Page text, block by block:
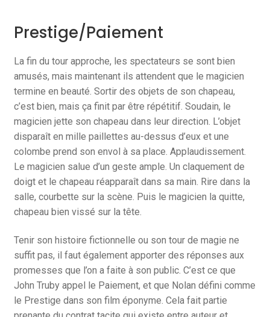
Prestige/Paiement
La fin du tour approche, les spectateurs se sont bien
amusés, mais maintenant ils attendent que le magicien
termine en beauté. Sortir des objets de son chapeau,
c’est bien, mais ça finit par être répétitif. Soudain, le
magicien jette son chapeau dans leur direction. L’objet
disparaît en mille paillettes au-dessus d’eux et une
colombe prend son envol à sa place. Applaudissement.
Le magicien salue d’un geste ample. Un claquement de
doigt et le chapeau réapparaît dans sa main. Rire dans la
salle, courbette sur la scène. Puis le magicien la quitte,
chapeau bien vissé sur la tête.
Tenir son histoire fictionnelle ou son tour de magie ne
suffit pas, il faut également apporter des réponses aux
promesses que l’on a faite à son public. C’est ce que
John Truby appel le Paiement, et que Nolan défini comme
le Prestige dans son film éponyme. Cela fait partie